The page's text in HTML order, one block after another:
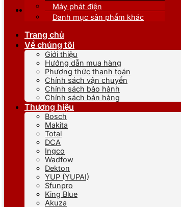
Máy phát điện
Danh mục sản phẩm khác
Trang chủ
Về chúng tôi
Giới thiệu
Hướng dẫn mua hàng
Phương thức thanh toán
Chính sách vận chuyển
Chính sách bảo hành
Chính sách bán hàng
Thương hiệu
Bosch
Makita
Total
DCA
Ingco
Wadfow
Dekton
YUP (YUPAI)
Sfunpro
King Blue
Akuza